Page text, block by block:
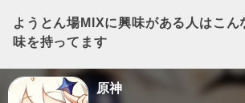
ようとん場MIXに興味がある人はこん
味を持ってます
原神